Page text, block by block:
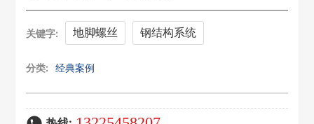
关键字: 地脚螺丝 钢结构系统
分类: 经典案例